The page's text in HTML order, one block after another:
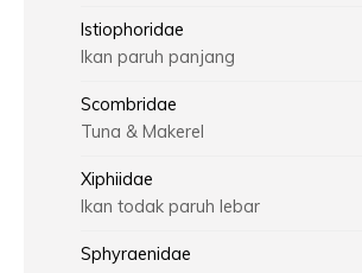
Istiophoridae
Ikan paruh panjang
Scombridae
Tuna & Makerel
Xiphiidae
Ikan todak paruh lebar
Sphyraenidae